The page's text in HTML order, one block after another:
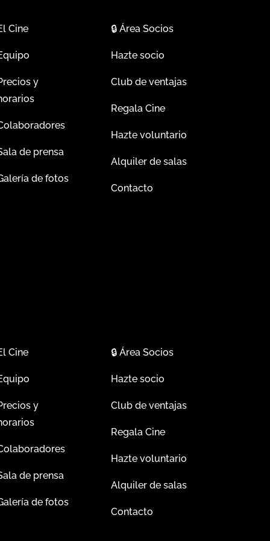
Cine
y
de prensa
de fotos
🔒Área Socios
Hazte socio
Club de ventajas
Regala Cine
Hazte voluntario
Alquiler de salas
Contacto
Cine
y
de prensa
de fotos
🔒Área Socios
Hazte socio
Club de ventajas
Regala Cine
Hazte voluntario
Alquiler de salas
Contacto